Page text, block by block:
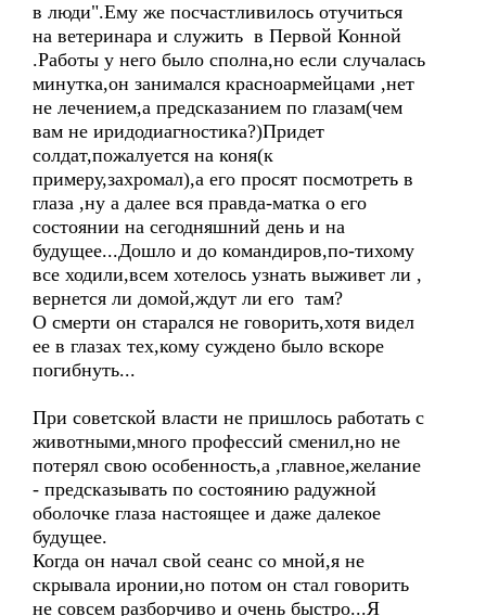
в люди".Ему же посчастливилось отучиться
на ветеринара и служить в Первой Конной
.Работы у него было сполна,но если случалась
минутка,он занимался красноармейцами ,нет
не лечением,а предсказанием по глазам(чем
вам не иридодиагностика?)Придет
солдат,пожалуется на коня(к
примеру,захромал),а его просят посмотреть в
глаза ,ну а далее вся правда-матка о его
состоянии на сегодняшний день и на
будущее...Дошло и до командиров,по-тихому
все ходили,всем хотелось узнать выживет ли ,
вернется ли домой,ждут ли его там?
О смерти он старался не говорить,хотя видел
ее в глазах тех,кому суждено было вскоре
погибнуть...
При советской власти не пришлось работать с
животными,много профессий сменил,но не
потерял свою особенность,а ,главное,желание
- предсказывать по состоянию радужной
оболочке глаза настоящее и даже далекое
будущее.
Когда он начал свой сеанс со мной,я не
скрывала иронии,но потом он стал говорить
не совсем разборчиво и очень быстро...Я